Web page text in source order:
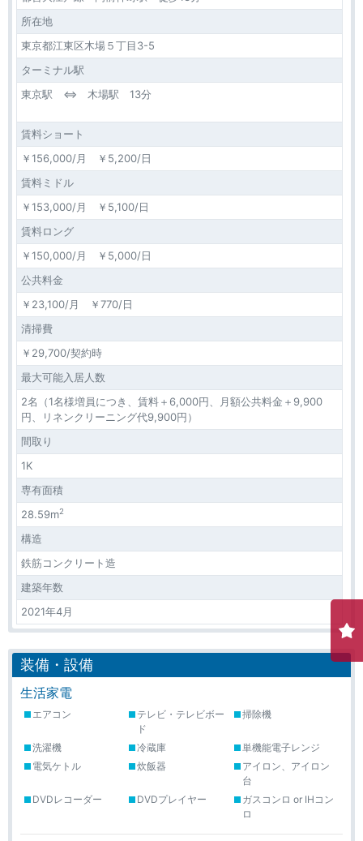
所在地
東京都江東区木場５丁目3-5
ターミナル駅
東京駅 ⇔ 木場駅 13分
賃料ショート
￥156,000/月 ￥5,200/日
賃料ミドル
￥153,000/月 ￥5,100/日
賃料ロング
￥150,000/月 ￥5,000/日
公共料金
￥23,100/月 ￥770/日
清掃費
￥29,700/契約時
最大可能入居人数
2名（1名様増員につき、賃料＋6,000円、月額公共料金＋9,900
円、リネンクリーニング代9,900円）
間取り
1K
専有面積
28.59m2
構造
鉄筋コンクリート造
建築年数
2021年4月
装備・設備
生活家電
エアコン
テレビ・テレビボー
ド
掃除機
洗濯機 冷蔵庫
単機能電子レンジ
電気ケトル
炊飯器
アイロン、アイロン
台
DVDレコーダー
DVDプレイヤー
ガスコンロ or IHコン
ロ